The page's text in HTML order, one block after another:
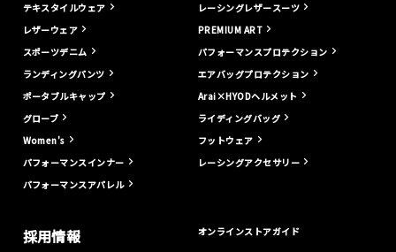
テキスタイルウェア
レザーウェア
スポーツデニム
ランディングパンツ
ポータブルキャップ
グローブ
Women's
パフォーマンスインナー
パフォーマンスアパレル
レーシングレザースーツ
PREMIUM ART
パフォーマンスプロテクション
エアバッグプロテクション
Arai×HYODヘルメット
ライディングバッグ
フットウェア
レーシングアクセサリー
採用情報
オンラインストアガイド